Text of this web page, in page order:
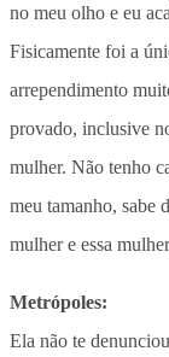
no meu olho e eu
Fisicamente foi a
arrependimento
provado, inclusive
mulher. Não tenho
meu tamanho, sabe
mulher e essa
Metrópoles:
Ela não te